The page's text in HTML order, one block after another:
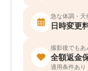
急な体調・天
日時変更
撮影後でもあ
全額返金
適用条件あり